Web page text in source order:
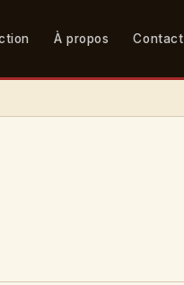
À propos Contact